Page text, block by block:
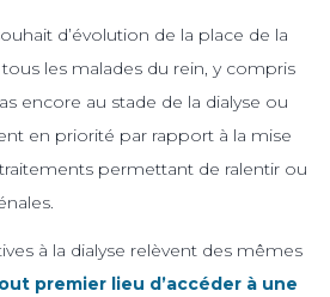
d’évolution de la place de la
les malades du rein, y compris
encore au stade de la dialyse ou
en priorité par rapport à la mise
permettant de ralentir ou
à la dialyse relèvent des mêmes
premier lieu d’accéder à une